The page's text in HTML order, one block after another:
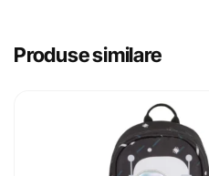
Produse similare